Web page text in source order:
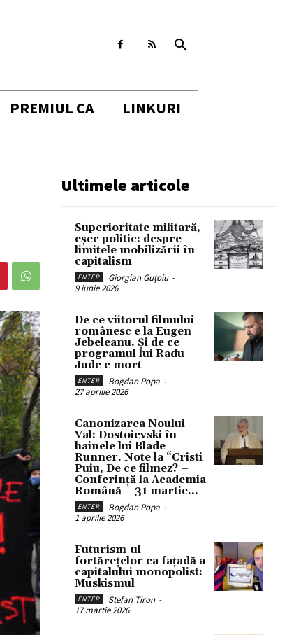
PREMIUL CA LINKURI
Ultimele articole
Superioritate militară,
eșec politic: despre
limitele mobilizării în
capitalism
ENTER Giorgian Guțoiu -
9 iunie 2026
De ce viitorul filmului
românesc e la Eugen
Jebeleanu. Și de ce
programul lui Radu
Jude e mort
ENTER Bogdan Popa -
27 aprilie 2026
Canonizarea Noului
Val: Dostoievski în
hainele lui Blade
Runner. Note la “Cristi
Puiu, De ce filmez? –
Conferință la Academia
Română – 31 martie...
ENTER Bogdan Popa -
1 aprilie 2026
Futurism-ul
fortărețelor ca fațadă a
capitalului monopolist:
Muskismul
ENTER Stefan Tiron -
17 martie 2026